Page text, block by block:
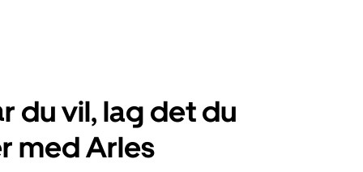
du vil, lag det du
med Arles